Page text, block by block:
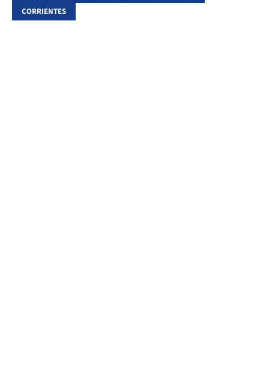
CORRIENTES